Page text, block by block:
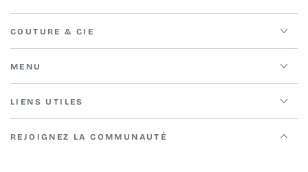
COUTURE & CIE
MENU
LIENS UTILES
REJOIGNEZ LA COMMUNAUTÉ